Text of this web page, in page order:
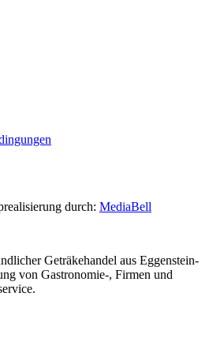
durch: MediaBell
Geträkehandel aus Eggenstein-
von Gastronomie-, Firmen und